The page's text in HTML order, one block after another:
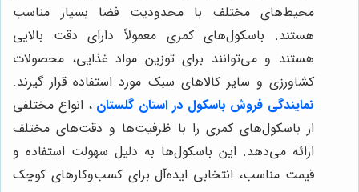
محیط‌های مختلف با محدودیت فضا بسیار مناسب
هستند. باسکول‌های کمری معمولاً دارای دقت بالایی
هستند و می‌توانند برای توزین مواد غذایی، محصولات
کشاورزی و سایر کالاهای سبک مورد استفاده قرار گیرند.
نمایندگی فروش باسکول در استان گلستان ، انواع مختلفی
از باسکول‌های کمری را با ظرفیت‌ها و دقت‌های مختلف
ارائه می‌دهد. این باسکول‌ها به دلیل سهولت استفاده و
قیمت مناسب، انتخابی ایده‌آل برای کسب‌وکارهای کوچک